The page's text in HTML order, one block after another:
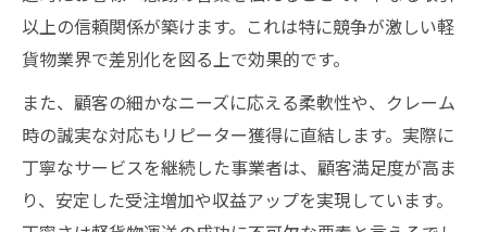
以上の信頼関係が築けます。これは特に競争が激しい軽
貨物業界で差別化を図る上で効果的です。
また、顧客の細かなニーズに応える柔軟性や、クレーム
時の誠実な対応もリピーター獲得に直結します。実際に
丁寧なサービスを継続した事業者は、顧客満足度が高ま
り、安定した受注増加や収益アップを実現しています。